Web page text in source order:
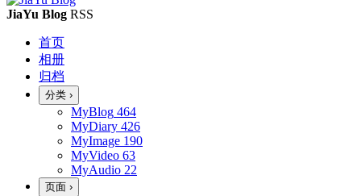
JiaYu Blog RSS
首页
相册
归档
分类 ›
MyBlog 464
MyDiary 426
MyImage 190
MyVideo 63
MyAudio 22
页面 ›